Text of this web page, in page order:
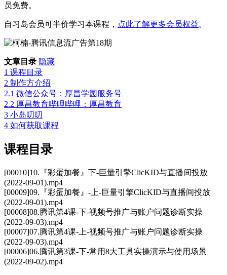
员免费。
自习岛会员可半价学习本课程， 点此了解更多会员权益。
文章目录 隐藏
1 课程目录
2 制作方介绍
2.1 微信公众号：厚昌学园服务号
2.2 厚昌教育哔哩哔哩：厚昌教育
3 小岛叨叨
4 如何获取课程
课程目录
[00010]10.『彩蛋加餐』下-巨量引擎ClicKID与直播间投放
(2022-09-01).mp4
[00009]09.『彩蛋加餐』-上-巨量引擎ClicKID与直播间投放
(2022-09-01).mp4
[00008]08.腾讯第4课-下-视频号推广与账户问题诊断实操
(2022-09-03).mp4
[00007]07.腾讯第4课-上-视频号推广与账户问题诊断实操
(2022-09-03).mp4
[00006]06.腾讯第3课-下-常用8大工具实操演示与使用场景
(2022-09-02).mp4